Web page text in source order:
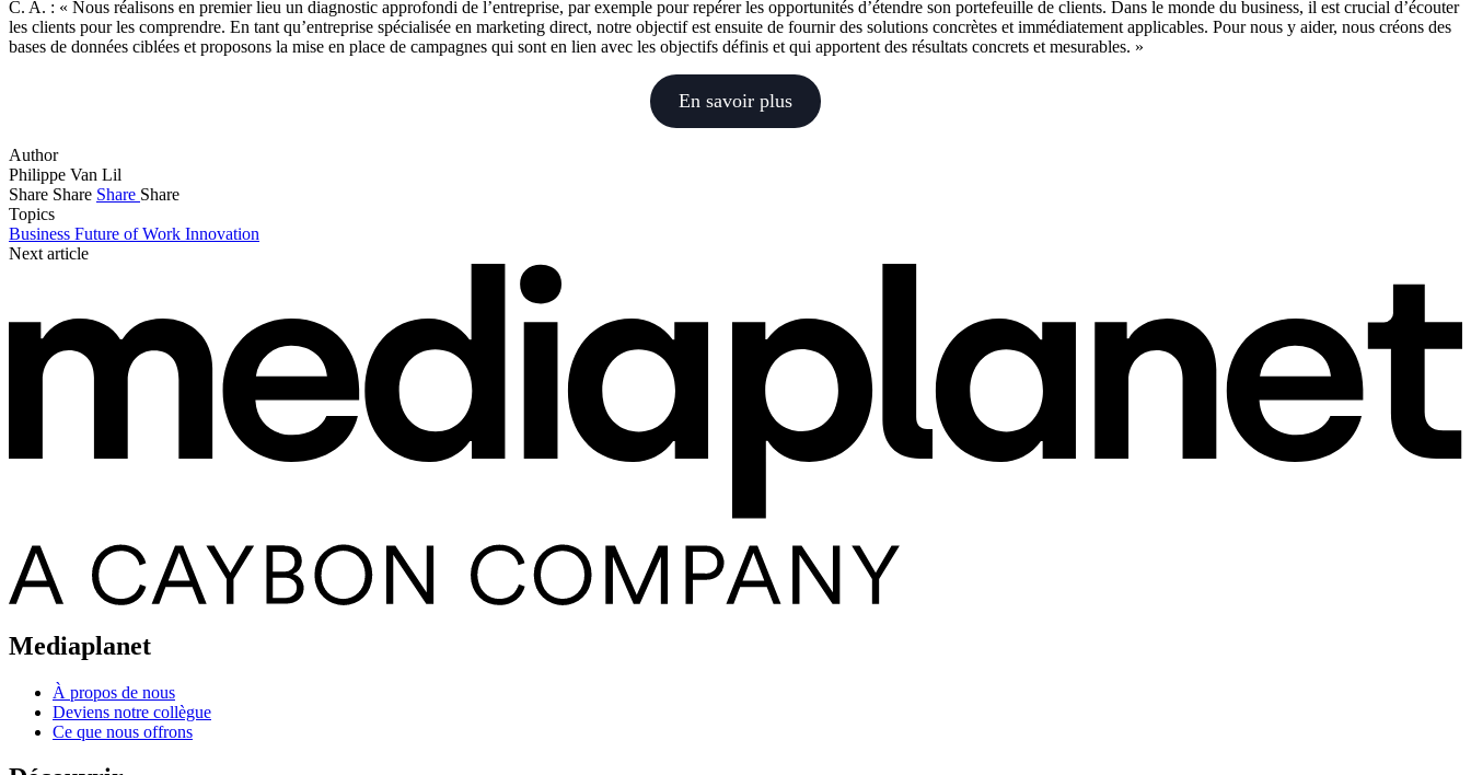
C. A. : « Nous réalisons en premier lieu un diagnostic approfondi de l’entreprise, par exemple pour repérer les opportunités d’étendre son portefeuille de clients. Dans le monde du business, il est crucial d’écouter
les clients pour les comprendre. En tant qu’entreprise spécialisée en marketing direct, notre objectif est ensuite de fournir des solutions concrètes et immédiatement applicables. Pour nous y aider, nous créons des
bases de données ciblées et proposons la mise en place de campagnes qui sont en lien avec les objectifs définis et qui apportent des résultats concrets et mesurables. »
En savoir plus
Author
Philippe Van Lil
Share Share Share Share
Topics
Business Future of Work Innovation
Next article
Mediaplanet
À propos de nous
Deviens notre collègue
Ce que nous offrons